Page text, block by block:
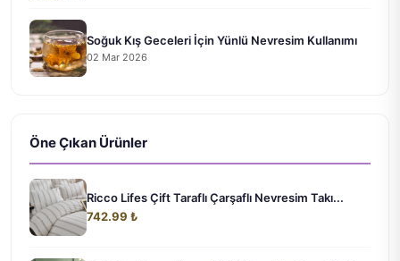
Soğuk Kış Geceleri İçin Yünlü Nevresim Kullanımı
02 Mar 2026
Öne Çıkan Ürünler
Ricco Lifes Çift Taraflı Çarşaflı Nevresim Takı...
742.99 ₺